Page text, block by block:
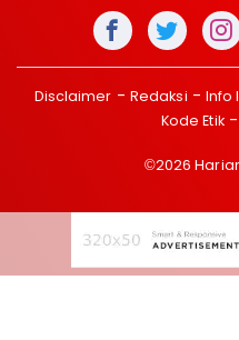
Disclaimer Redaksi Info
Kode Etik
©2026